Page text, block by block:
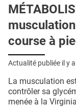
E-REVUE SAD
L'APP
PUBLICITÉ
course à
Actualité publiée il y a
La musculation
contrôler sa
menée à la